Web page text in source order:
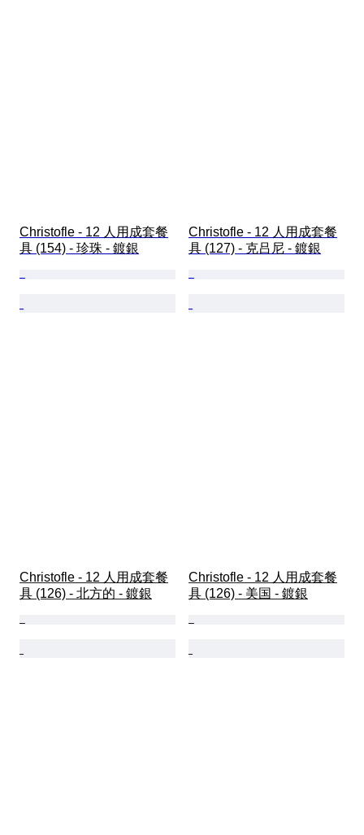
Christofle - 12 人用成套餐
具 (154) - 珍珠 - 鍍銀
Christofle - 12 人用成套餐
具 (127) - 克吕尼 - 鍍銀
Christofle - 12 人用成套餐
具 (126) - 北方的 - 鍍銀
Christofle - 12 人用成套餐
具 (126) - 美国 - 鍍銀